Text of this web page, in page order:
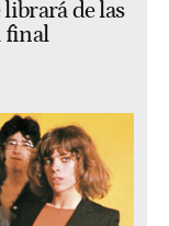
librará de las
final